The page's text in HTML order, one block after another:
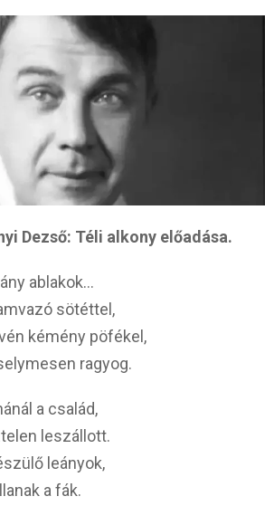
Dezső: Téli alkony előadása.
ablakok…
sötéttel,
kémény pöfékel,
ragyog.
a család,
leszállott.
leányok,
a fák.